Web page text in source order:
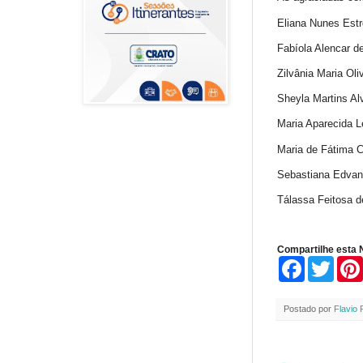
Eliana Nunes
Fabíola Alencar
Zilvânia Maria
Sheyla Martins
Maria Aparecida
Maria de Fátima
Sebastiana
Tálassa Feitosa
Compartilhe esta
b
w
t
Postado por Flavio